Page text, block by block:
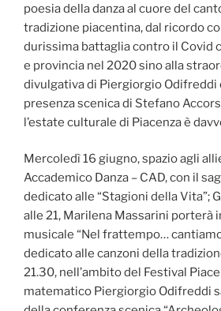
poesia della danza al cuore del
tradizione piacentina, dal ricordo
durissima battaglia contro il Covid
e provincia nel 2020 sino alla
divulgativa di Piergiorgio Odifreddi
presenza scenica di Stefano
l’estate culturale di Piacenza è
Mercoledì 16 giugno, spazio agli
Accademico Danza – CAD, con il
dedicato alle “Stagioni della Vita”;
alle 21, Marilena Massarini porterà
musicale “Nel frattempo…
dedicato alle canzoni della
21.30, nell’ambito del Festival
matematico Piergiorgio Odifreddi